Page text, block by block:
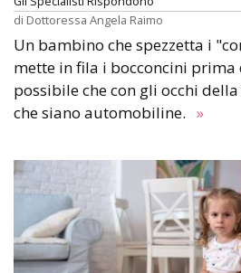
di Dottoressa Angela Raimo
Un bambino che spezzetta i
mette in fila i bocconcini
possibile che con gli occhi
che siano automobiline. »